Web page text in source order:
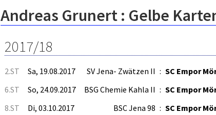
Andreas Grunert : Gelbe
2017/18
2.ST Sa, 19.08.2017 SV Jena- Zwätzen II : SC Empor
6.ST So, 24.09.2017 BSG Chemie Kahla II : SC Empor
8.ST Di, 03.10.2017 BSC Jena 98 : SC Empor